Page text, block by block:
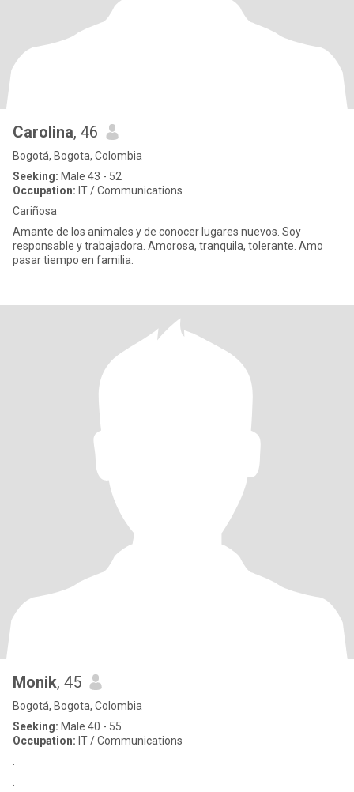
Carolina, 46
Bogotá, Bogota, Colombia
Seeking: Male 43 - 52
Occupation: IT / Communications
Cariñosa
Amante de los animales y de conocer lugares nuevos. Soy
responsable y trabajadora. Amorosa, tranquila, tolerante. Amo
pasar tiempo en familia.
Monik, 45
Bogotá, Bogota, Colombia
Seeking: Male 40 - 55
Occupation: IT / Communications